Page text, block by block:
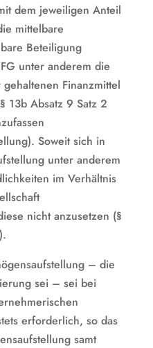
dem jeweiligen Anteil
mittelbare
Beteiligung
unter anderem die
Finanzmittel
13b Absatz 9 Satz 2
Soweit sich in
unter anderem
im Verhältnis
nicht anzusetzen (§
– die
sei – sei bei
erforderlich, so das
samt